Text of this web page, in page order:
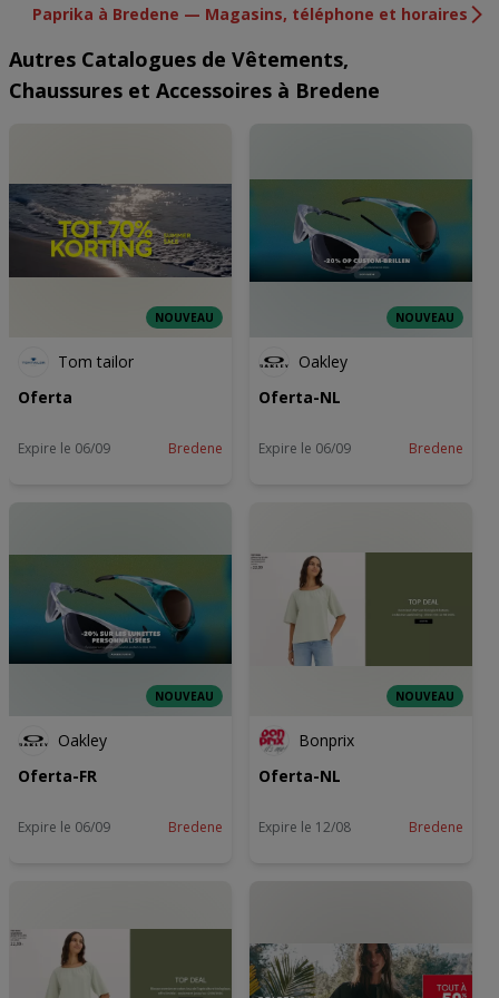
Paprika à Bredene — Magasins, téléphone et horaires
Autres Catalogues de Vêtements,
Chaussures et Accessoires à Bredene
NOUVEAU
Tom tailor
Oferta
Expire le 06/09 Bredene
NOUVEAU
Oakley
Oferta-NL
Expire le 06/09 Bredene
NOUVEAU
Oakley
Oferta-FR
Expire le 06/09 Bredene
NOUVEAU
Bonprix
Oferta-NL
Expire le 12/08 Bredene